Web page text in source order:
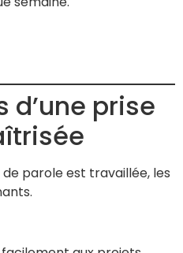
d’une prise
de parole est travaillée, les